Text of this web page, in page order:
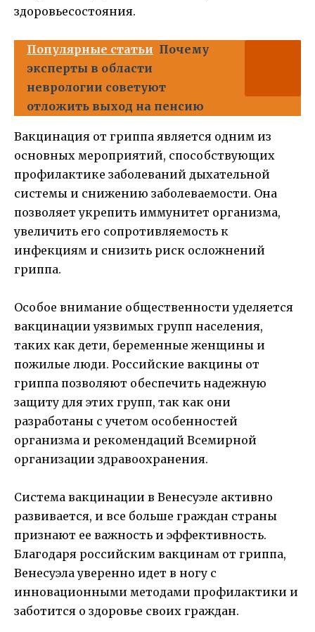
здоровьесостояния.
Популярные статьи Почему
эксперты в области
неврологии советуют
отложить выход на пенсию
Вакцинация от гриппа является одним из
основных мероприятий, способствующих
профилактике заболеваний дыхательной
системы и снижению заболеваемости. Она
позволяет укрепить иммунитет организма,
увеличить его сопротивляемость к
инфекциям и снизить риск осложнений
гриппа.
Особое внимание общественности уделяется
вакцинации уязвимых групп населения,
таких как дети, беременные женщины и
пожилые люди. Российские вакцины от
гриппа позволяют обеспечить надежную
защиту для этих групп, так как они
разработаны с учетом особенностей
организма и рекомендаций Всемирной
организации здравоохранения.
Система вакцинации в Венесуэле активно
развивается, и все больше граждан страны
признают ее важность и эффективность.
Благодаря российским вакцинам от гриппа,
Венесуэла уверенно идет в ногу с
инновационными методами профилактики и
заботится о здоровье своих граждан.